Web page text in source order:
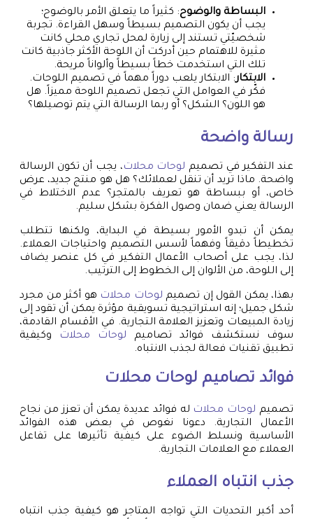
البساطة والوضوح: كثيراً ما يتعلق الأمر بالوضوح؛
يجب أن يكون التصميم بسيطاً وسهل القراءة. تجربة
شخصيّتي تستند إلى زيارة لمحل تجاري محلي كانت
مثيرة للاهتمام حين أدركت أن اللوحة الأكثر جاذبية كانت
تلك التي استخدمت خطاً بسيطاً وألواناً مريحة.
الابتكار: الابتكار يلعب دوراً مهماً في تصميم اللوحات.
فكّر في العوامل التي تجعل تصميم اللوحة مميزاً. هل
هو اللون؟ الشكل؟ أو ربما الرسالة التي يتم توصيلها؟
رسالة واضحة
عند التفكير في تصميم لوحات محلات، يجب أن تكون الرسالة
واضحة. ماذا تريد أن تنقل لعملائك؟ هل هو منتج جديد، عرض
خاص، أو ببساطة هو تعريف بالمتجر؟ عدم الاختلاط في
الرسالة يعني ضمان وصول الفكرة بشكل سليم.
يمكن أن تبدو الأمور بسيطة في البداية، ولكنها تتطلب
تخطيطاً دقيقاً وفهماً لأسس التصميم واحتياجات العملاء.
لذا، يجب على أصحاب الأعمال التفكير في كل عنصر يضاف
إلى اللوحة، من الألوان إلى الخطوط إلى الترتيب.
بهذا، يمكن القول إن تصميم لوحات محلات هو أكثر من مجرد
شكل جميل؛ إنه استراتيجية تسويقية مؤثرة يمكن أن تقود إلى
زيادة المبيعات وتعزيز العلامة التجارية. في الأقسام القادمة،
سوف نستكشف فوائد تصاميم لوحات محلات
وكيفية
تطبيق تقنيات فعالة لجذب الانتباه.
فوائد تصاميم لوحات محلات
تصميم لوحات محلات له فوائد عديدة يمكن أن تعزز من نجاح
الأعمال التجارية. دعونا نغوص في بعض هذه الفوائد
الأساسية ونسلط الضوء على كيفية تأثيرها على تفاعل
العملاء مع العلامات التجارية.
جذب انتباه العملاء
أحد أكبر التحديات التي تواجه المتاجر هو كيفية جذب انتباه